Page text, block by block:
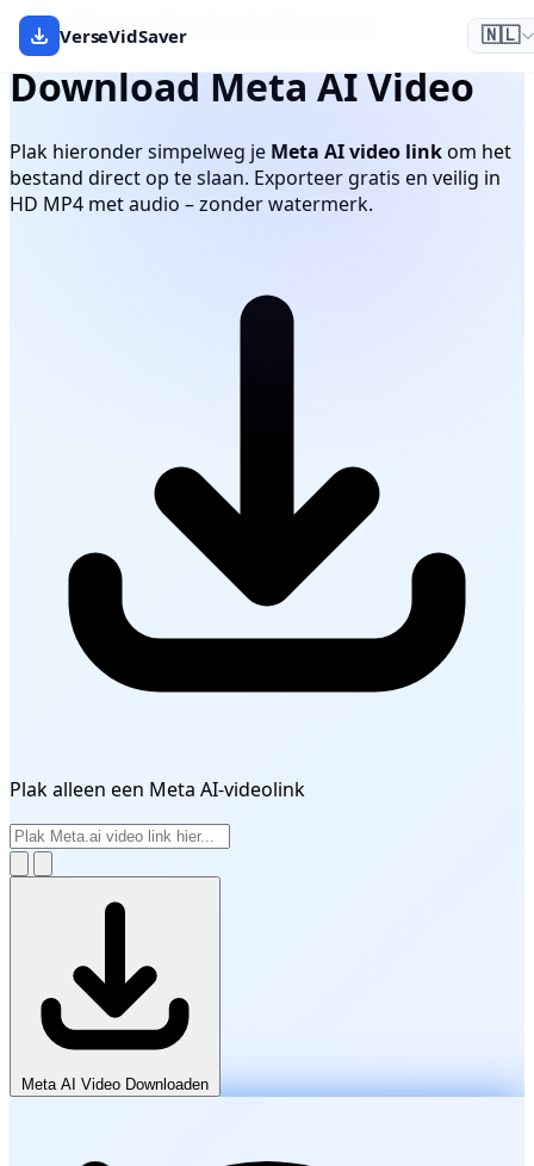
VerseVidSaver 🇳🇱
Gratis Meta AI video downloader via link
Download Meta AI Video
Plak hieronder simpelweg je Meta AI video linkom het
bestand direct op te slaan. Exporteer gratis en veilig in
HD MP4 met audio – zonder watermerk.
Plak alleen een Meta AI-videolink
Meta AI Video Downloaden